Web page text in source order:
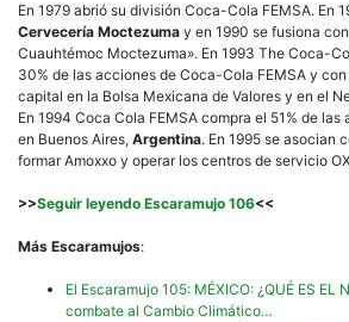
En 1979 abrió su división Coca-Cola FEMSA. En
Cervecería Moctezuma y en 1990 se fusiona
Cuauhtémoc Moctezuma». En 1993 The Coca-
30% de las acciones de Coca-Cola FEMSA y
capital en la Bolsa Mexicana de Valores y en el
En 1994 Coca Cola FEMSA compra el 51% de
en Buenos Aires, Argentina. En 1995 se asocian
formar Amoxxo y operar los centros de servicio
>>Seguir leyendo Escaramujo 106<<
Más Escaramujos:
El Escaramujo 105: MÉXICO: ¿QUÉ ES EL
combate al Cambio Climático…